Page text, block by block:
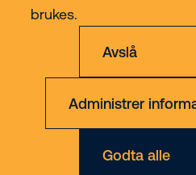
brukes.
Avslå
Administrer
Godta alle
Mer
© 2026 Riwal - All